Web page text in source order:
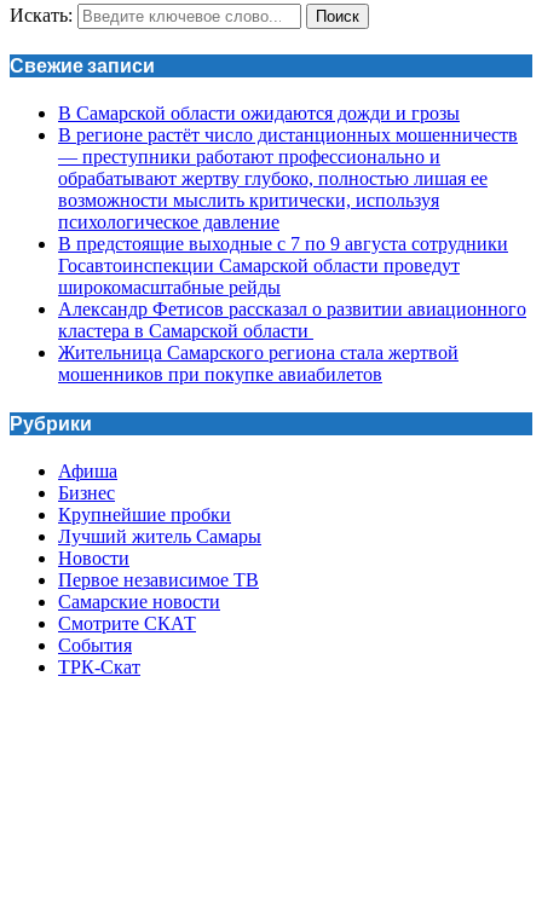
Искать: Поиск
Свежие записи
В Самарской области ожидаются дожди и грозы
В регионе растёт число дистанционных мошенничеств
— преступники работают профессионально и
обрабатывают жертву глубоко, полностью лишая ее
возможности мыслить критически, используя
психологическое давление
В предстоящие выходные с 7 по 9 августа сотрудники
Госавтоинспекции Самарской области проведут
широкомасштабные рейды
Александр Фетисов рассказал о развитии авиационного
кластера в Самарской области
Жительница Самарского региона стала жертвой
мошенников при покупке авиабилетов
Рубрики
Афиша
Бизнес
Крупнейшие пробки
Лучший житель Самары
Новости
Первое независимое ТВ
Самарские новости
Смотрите СКАТ
События
ТРК-Скат